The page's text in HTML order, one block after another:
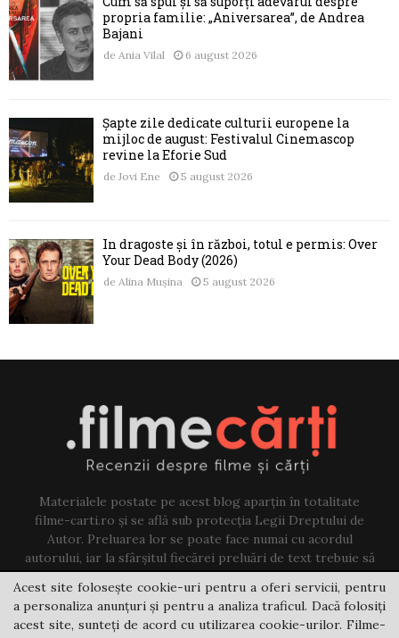
propria familie: „Aniversarea”, de Andrea
Bajani
de Ania Vilal 6 august 2026
Șapte zile dedicate culturii europene la
mijloc de august: Festivalul Cinemascop
revine la Eforie Sud
de Jovi Ene 5 august 2026
În dragoste și în război, totul e permis: Over
Your Dead Body (2026)
de Alina Mușina 5 august 2026
Materialele postate pe acest blog aparțin în totalitate
filme-carti.ro și se află sub protecția Legii Dreptului de
Autor. Preluarea lor se poate face numai cu acordul
autorului, iar la sfârșitul fiecărei preluări de text trebuie să
existe un link către acest blog.
Contact us:jovi@filme-carti.ro
Acest site folosește cookie-uri pentru a oferi servicii, pentru
a personaliza anunțuri și pentru a analiza traficul. Dacă folosiți
acest site, sunteți de acord cu utilizarea cookie-urilor. Filme-